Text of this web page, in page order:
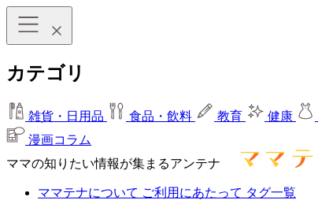
カテゴリ
雑貨・日用品 食品・飲料 教育 健康
漫画コラム
ママの知りたい情報が集まるアンテナ
ママテナについて ご利用にあたって タグ一覧